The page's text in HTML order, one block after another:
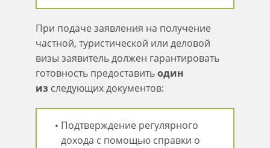
При подаче заявления на получение
частной, туристической или деловой
визы заявитель должен гарантировать
готовность предоставитьодин
из следующих документов:
Подтверждение регулярного
дохода с помощью справки о